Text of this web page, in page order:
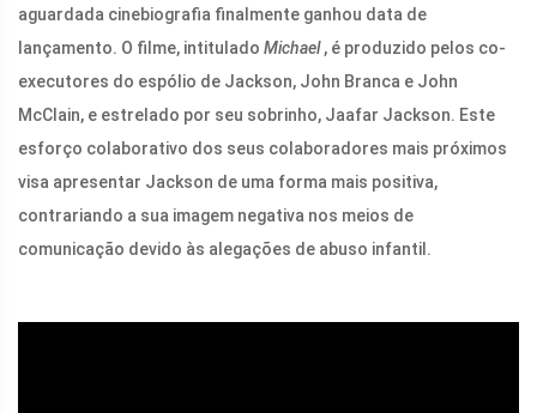
aguardada cinebiografia finalmente ganhou data de
lançamento. O filme, intitulado Michael, é produzido pelos co-
executores do espólio de Jackson, John Branca e John
McClain, e estrelado por seu sobrinho, Jaafar Jackson. Este
esforço colaborativo dos seus colaboradores mais próximos
visa apresentar Jackson de uma forma mais positiva,
contrariando a sua imagem negativa nos meios de
comunicação devido às alegações de abuso infantil.